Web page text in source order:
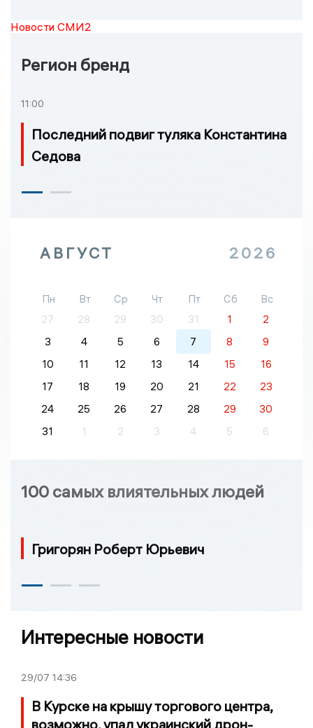
Новости СМИ2
Регион бренд
11:00
Последний подвиг туляка Константина
Седова
АВГУСТ 2026
Пн Вт Ср Чт Пт Сб
Вс
27
28 29 30 31 1
2
3
4 5 6 7 8
9
10
11 12 13 14 15
16
17
18 19 20 21 22
23
24
25 26 27 28 29
30
31
1 2 3 4 5 6
100 самых влиятельных людей
Григорян Роберт Юрьевич
Интересные новости
29/07 14:36
В Курске на крышу торгового центра,
возможно, упал украинский дрон-